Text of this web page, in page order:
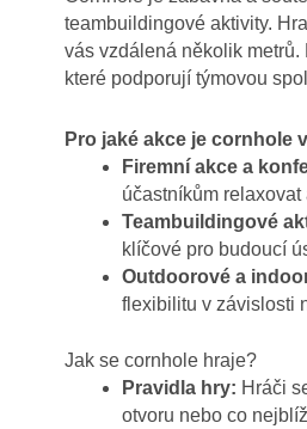
teambuildingové aktivity.
vás vzdálená několik
které podporují týmovou
Pro jaké akce je cornhole
Firemní akce a
účastníkům
Teambuildingové
klíčové pro budoucí
Outdoorové a
flexibilitu v závislosti
Jak se cornhole hraje?
Pravidla hry: Hráči
otvoru nebo co